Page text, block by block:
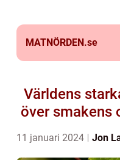
MATNÖRDEN.se
Världens
över smakens
11 januari 2024 Jon